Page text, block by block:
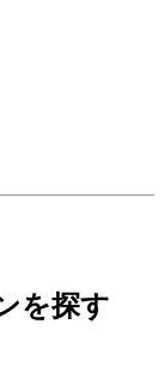
を探す